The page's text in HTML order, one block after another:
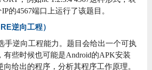
的4567端口上运行了该题目。
RE逆向工程）
手逆向工程能力。题目会给出一个可执
有些时候也可能是Android的APK安装
向给出的程序，分析其程序工作原理。